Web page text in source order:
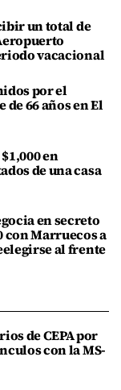
un total de
vacacional
por el
66 años en El
en
de una casa
en secreto
Marruecos a
al frente
de CEPA por
con la MS-